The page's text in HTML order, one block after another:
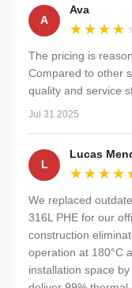
A
Ava
The pricing is
Compared to other
quality and service
Jul 31.2025
L
Lucas
We replaced
316L PHE for our
construction
operation at 180°C
installation space